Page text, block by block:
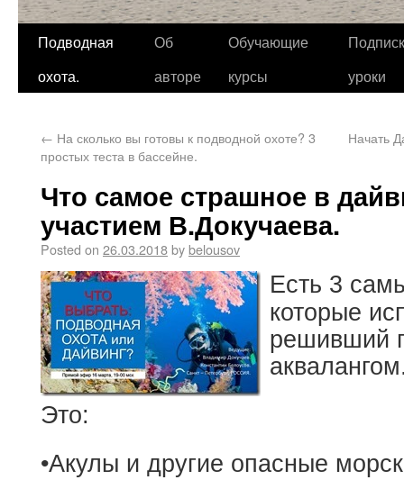
Подводная
охота.
Об
авторе
Обучающие
курсы
уроки
← На сколько вы готовы к подводной охоте? 3
простых теста в бассейне.
Начать
Что самое страшное в
участием В.Докучаева.
Posted on 26.03.2018bybelousov
Есть 3
которые
решивший
Это:
•Акулы и другие опасные